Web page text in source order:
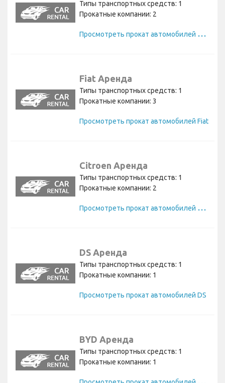
Типы транспортных средств: 1
Прокатные компании: 2
П
росмотреть прокат автомобилей Mazda
Fiat Аренда
Типы транспортных средств: 1
Прокатные компании: 3
Просмотреть прокат автомобилей Fiat
Citroen Аренда
Типы транспортных средств: 1
Прокатные компании: 2
П
росмотреть прокат автомобилей Citroen
DS Аренда
Типы транспортных средств: 1
Прокатные компании: 1
Просмотреть прокат автомобилей DS
BYD Аренда
Типы транспортных средств: 1
Прокатные компании: 1